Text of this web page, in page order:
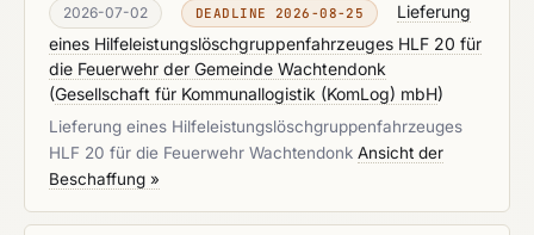
2026-07-02 DEADLINE 2026-08-25
Lieferung
eines Hilfeleistungslöschgruppenfahrzeuges HLF 20 für
die Feuerwehr der Gemeinde Wachtendonk
(Gesellschaft für Kommunallogistik (KomLog) mbH)
Lieferung eines Hilfeleistungslöschgruppenfahrzeuges
HLF 20 für die Feuerwehr Wachtendonk Ansicht der
Beschaffung »